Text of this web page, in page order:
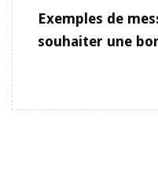
Exemples de
souhaiter une